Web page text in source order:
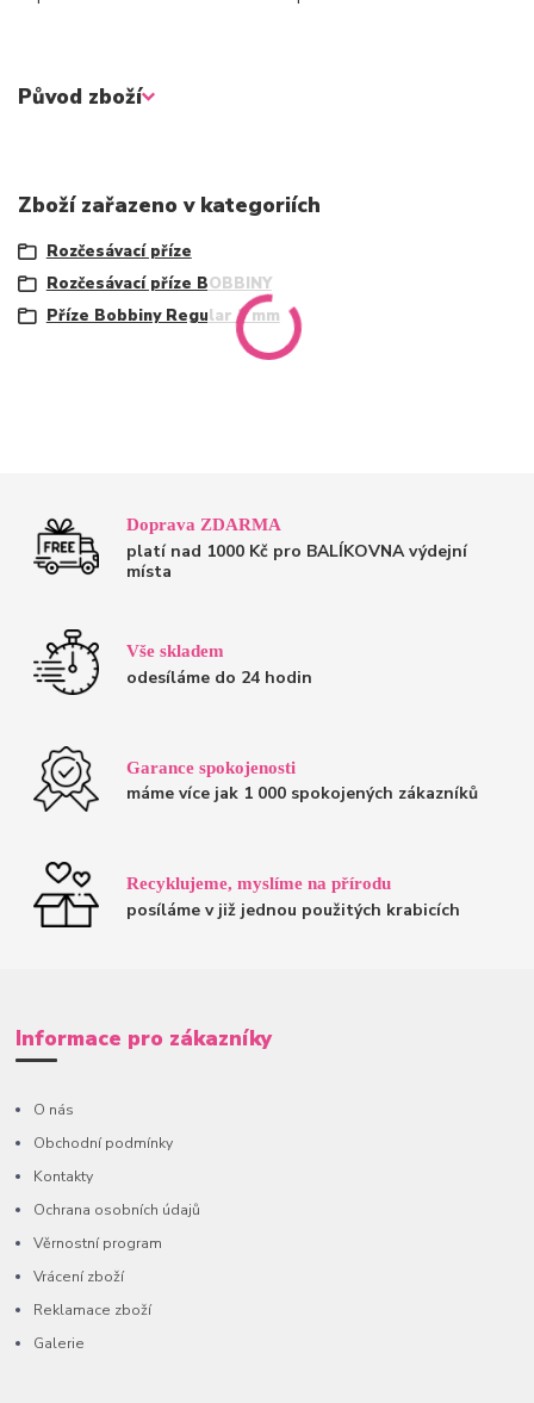
Původ zboží
Zboží zařazeno v kategoriích
Rozčesávací příze
Rozčesávací příze BOBBINY
Příze Bobbiny Regular 3 mm
Doprava ZDARMA
platí nad 1000 Kč pro BALÍKOVNA výdejní
místa
Vše skladem
odesíláme do 24 hodin
Garance spokojenosti
máme více jak 1 000 spokojených zákazníků
Recyklujeme, myslíme na přírodu
posíláme v již jednou použitých krabicích
Informace pro zákazníky
O nás
Obchodní podmínky
Kontakty
Ochrana osobních údajů
Věrnostní program
Vrácení zboží
Reklamace zboží
Galerie